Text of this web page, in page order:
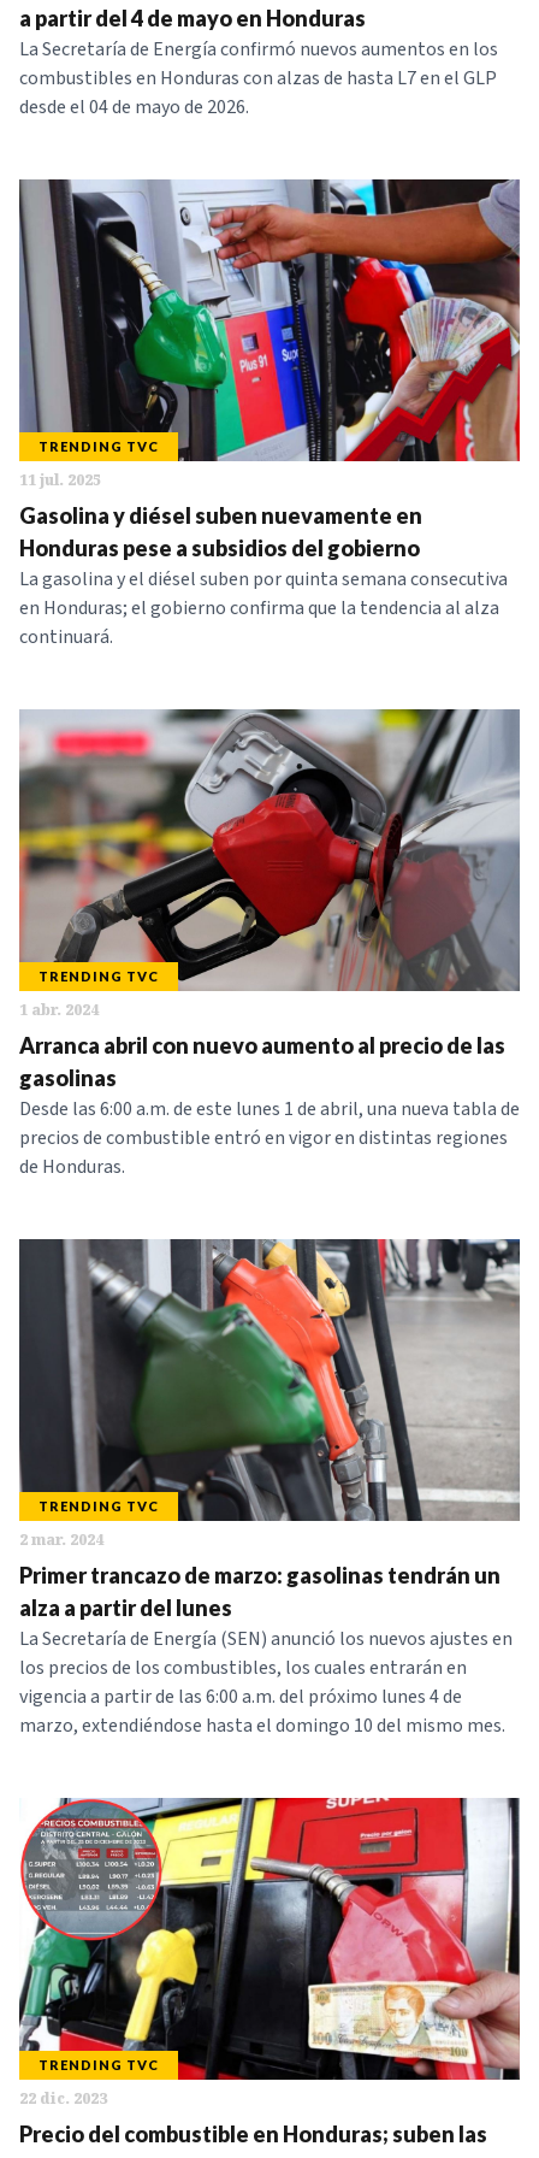
a partir del 4 de mayo en Honduras
La Secretaría de Energía confirmó nuevos aumentos en los
combustibles en Honduras con alzas de hasta L7 en el GLP
desde el 04 de mayo de 2026.
TRENDING TVC
11 jul. 2025
Gasolina y diésel suben nuevamente en
Honduras pese a subsidios del gobierno
La gasolina y el diésel suben por quinta semana consecutiva
en Honduras; el gobierno confirma que la tendencia al alza
continuará.
TRENDING TVC
1 abr. 2024
Arranca abril con nuevo aumento al precio de las
gasolinas
Desde las 6:00 a.m. de este lunes 1 de abril, una nueva tabla de
precios de combustible entró en vigor en distintas regiones
de Honduras.
TRENDING TVC
2 mar. 2024
Primer trancazo de marzo: gasolinas tendrán un
alza a partir del lunes
La Secretaría de Energía (SEN) anunció los nuevos ajustes en
los precios de los combustibles, los cuales entrarán en
vigencia a partir de las 6:00 a.m. del próximo lunes 4 de
marzo, extendiéndose hasta el domingo 10 del mismo mes.
TRENDING TVC
22 dic. 2023
Precio del combustible en Honduras; suben las